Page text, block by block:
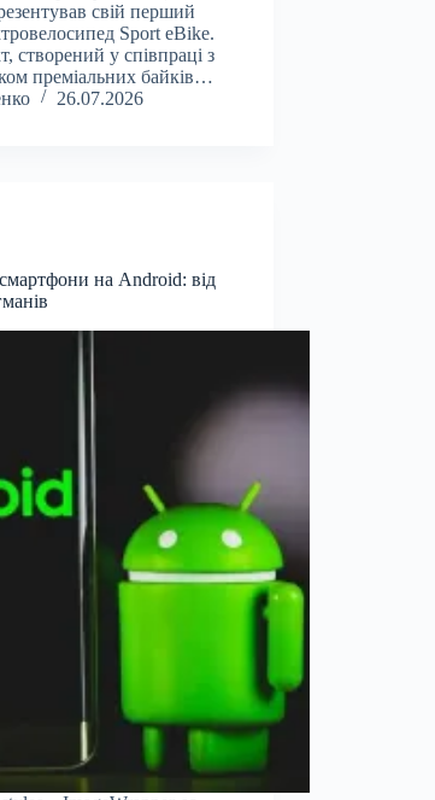
свій перший
Sport eBike.
створений у співпраці з
преміальних байків…
26.07.2026
на Android: від